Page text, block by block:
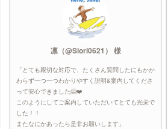
凛（@Siori0621） 様
「とても親切な対応で、たくさん質問したにもかか
わらず一つ一つわかりやすく説明&案内してくださ
って安心できました🤗❤️
このようにしてご案内していただいてとても光栄で
した！！
またなにかあったら是非お願いします」